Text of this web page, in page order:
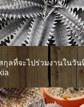
ลที่จะไปร่วมงานในวัน